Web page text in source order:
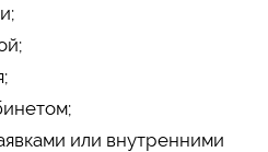
или внутренними